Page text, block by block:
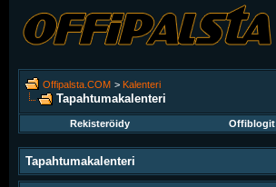
Offipalsta.COM > Kalenteri
Tapahtumakalenteri
Rekisteröidy Offiblogit
Tapahtumakalenteri